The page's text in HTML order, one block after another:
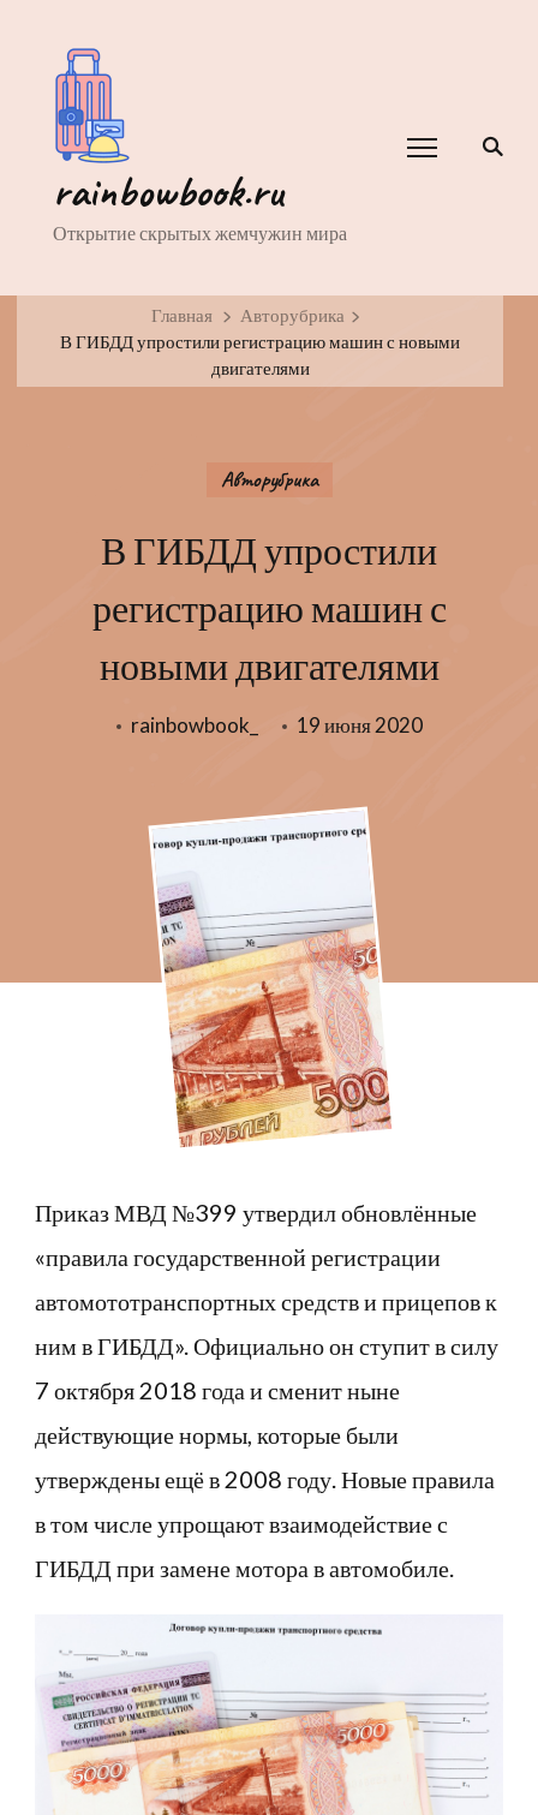
rainbowbook.ru
Открытие скрытых жемчужин мира
Главная
Авторубрика
В ГИБДД упростили регистрацию машин с новыми
двигателями
Авторубрика
В ГИБДД упростили
регистрацию машин с
новыми двигателями
rainbowbook_ 19 июня 2020
Приказ МВД №399 утвердил обновлённые
«правила государственной регистрации
автомототранспортных средств и прицепов к
ним в ГИБДД». Официально он ступит в силу
7 октября 2018 года и сменит ныне
действующие нормы, которые были
утверждены ещё в 2008 году. Новые правила
в том числе упрощают взаимодействие с
ГИБДД при замене мотора в автомобиле.